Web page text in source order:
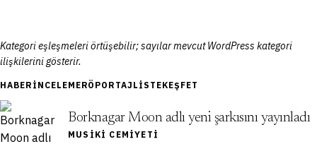
Kategori eşleşmeleri örtüşebilir; sayılar mevcut WordPress kategori
ilişkilerini gösterir.
HABER İNCELEMERÖPORTAJ LISTEKEŞFET
Borknagar Moon adlı yeni şarkısını yayınladı
MUSIKI CEMIYETI